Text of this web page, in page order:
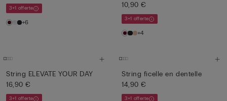
3+1 offerte
+6
10,90 €
3+1 offerte
+4
String ELEVATE YOUR DAY
16,90 €
3+1 offerte
String ficelle en dentelle
14,90 €
3+1 offerte